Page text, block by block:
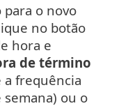
o novo
no botão
hora e
de término
a frequência
semana) ou o